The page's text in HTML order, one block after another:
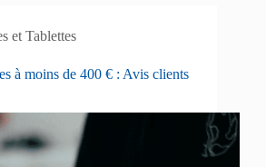
et Tablettes
à moins de 400 € : Avis clients